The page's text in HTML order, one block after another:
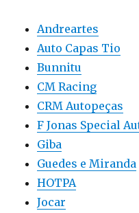
Andreartes
Auto Capas Tio
Bunnitu
CM Racing
CRM Autopeças
F Jonas Special
Giba
Guedes e Miranda
HOTPA
Jocar